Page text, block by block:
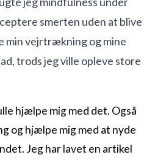
smerten uden at blive
min vejrtrækning og mine
trods jeg ville opleve store
hjælpe mig med det. Også
og hjælpe mig med at nyde
Jeg har lavet en artikel